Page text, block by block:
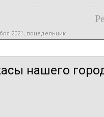
2021, понедельник
нашего